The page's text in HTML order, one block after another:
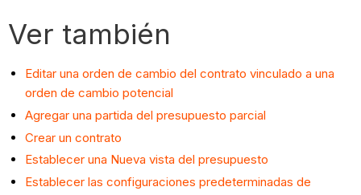
Ver también
Editar una orden de cambio del contrato vinculado a una
orden de cambio potencial
Agregar una partida del presupuesto parcial
Crear un contrato
Establecer una Nueva vista del presupuesto
Establecer las configuraciones predeterminadas de